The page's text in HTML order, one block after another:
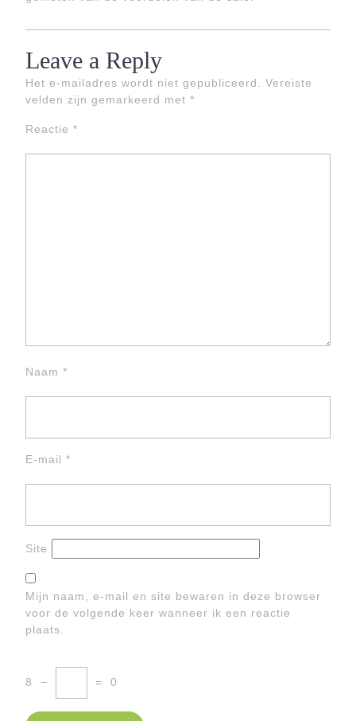
Leave a Reply
Het e-mailadres wordt niet gepubliceerd.
Vereiste
velden zijn gemarkeerd met *
Reactie *
Naam *
E-mail *
Site
Mijn naam, e-mail en site bewaren in deze browser
voor de volgende keer wanneer ik een reactie
plaats.
8 − = 0